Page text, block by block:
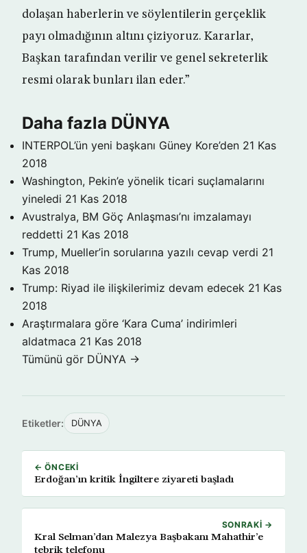
dolaşan haberlerin ve söylentilerin gerçeklik
payı olmadığının altını çiziyoruz. Kararlar,
Başkan tarafından verilir ve genel sekreterlik
resmi olarak bunları ilan eder.”
Daha fazla DÜNYA
INTERPOL’ün yeni başkanı Güney Kore’den 21 Kas
2018
Washington, Pekin’e yönelik ticari suçlamalarını
yineledi 21 Kas 2018
Avustralya, BM Göç Anlaşması’nı imzalamayı
reddetti 21 Kas 2018
Trump, Mueller’in sorularına yazılı cevap verdi 21
Kas 2018
Trump: Riyad ile ilişkilerimiz devam edecek 21 Kas
2018
Araştırmalara göre ‘Kara Cuma’ indirimleri
aldatmaca 21 Kas 2018
Tümünü gör DÜNYA →
Etiketler: DÜNYA
← ÖNCEKI
Erdoğan’ın kritik İngiltere ziyareti başladı
SONRAKI →
Kral Selman’dan Malezya Başbakanı Mahathir’e
tebrik telefonu